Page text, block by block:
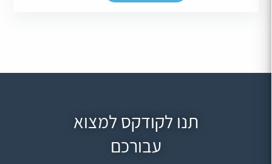
תנו לקודקס למצוא
עבורכם